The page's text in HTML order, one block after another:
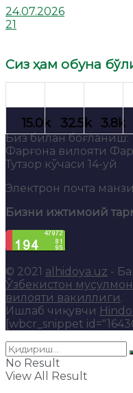
24.07.2026
21
Сиз ҳам обуна
Биз билан боғланиш:
Фарғона вилояти
Тутзор кўчаси 14-уй
Электрон почта
Бизни ижтимоий
© 2021 alhidoya.uz -
Ўзбекистон
вилояти вакиллиги.
Ишлаб чиқувчи
[wbcr_snippet
No Result
View All Result